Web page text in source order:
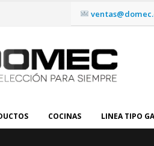
COCINAS LINEA TIPO